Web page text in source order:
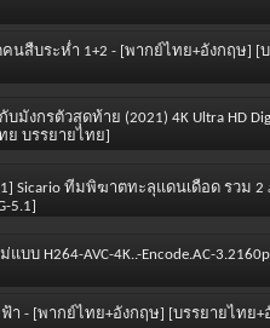
ดคนสืบระห่ำ 1+2 - [พากย์ไทย+อังกฤษ]
บมังกรตัวสุดท้าย (2021) 4K Ultra HD
ทย บรรยายไทย]
Sicario ทีมพิฆาตทะลุแดนเดือด รวม 2
5.1]
บบ H264-AVC-4K..-Encode.AC-
ฟ้า - [พากย์ไทย+อังกฤษ] [บรรยายไทย+